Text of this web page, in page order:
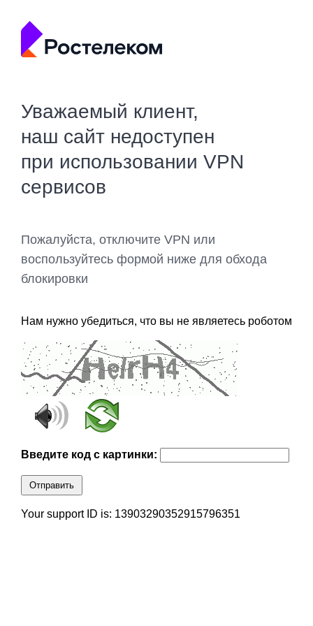
Уважаемый клиент,
наш сайт недоступен
при использовании VPN
сервисов
Пожалуйста, отключите VPN или
воспользуйтесь формой ниже для обхода
блокировки
Нам нужно убедиться, что вы не являетесь роботом
Введите код с картинки:
Отправить
Your support ID is: 13903290352915796351